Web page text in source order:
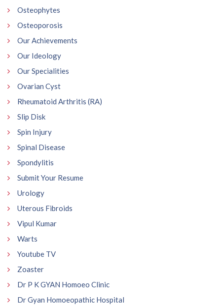
Osteophytes
Osteoporosis
Our Achievements
Our Ideology
Our Specialities
Ovarian Cyst
Rheumatoid Arthritis (RA)
Slip Disk
Spin Injury
Spinal Disease
Spondylitis
Submit Your Resume
Urology
Uterous Fibroids
Vipul Kumar
Warts
Youtube TV
Zoaster
Dr P K GYAN Homoeo Clinic
Dr Gyan Homoeopathic Hospital